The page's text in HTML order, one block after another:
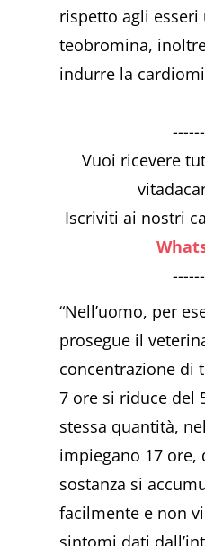
rispetto agli esseri
teobromina,
indurre la
Vuoi ricevere
Iscriviti ai nostri
“Nell’uomo, per
prosegue il
concentrazione di
7 ore si riduce del
stessa quantità,
impiegano 17 ore,
sostanza si
facilmente e non
sintomi dati